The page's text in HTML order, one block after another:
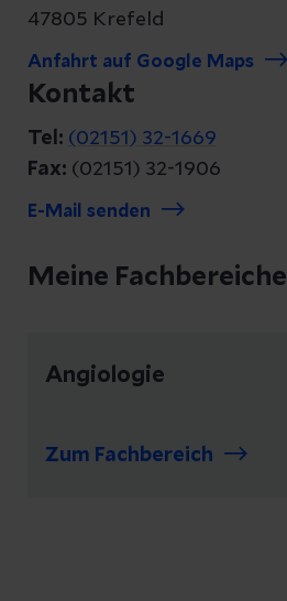
47805 Krefeld
Anfahrt auf Google Maps
Kontakt
Tel: (02151) 32-1669
Fax: (02151) 32-1906
E-Mail senden
Meine Fachbereiche
Angiologie
Zum Fachbereich